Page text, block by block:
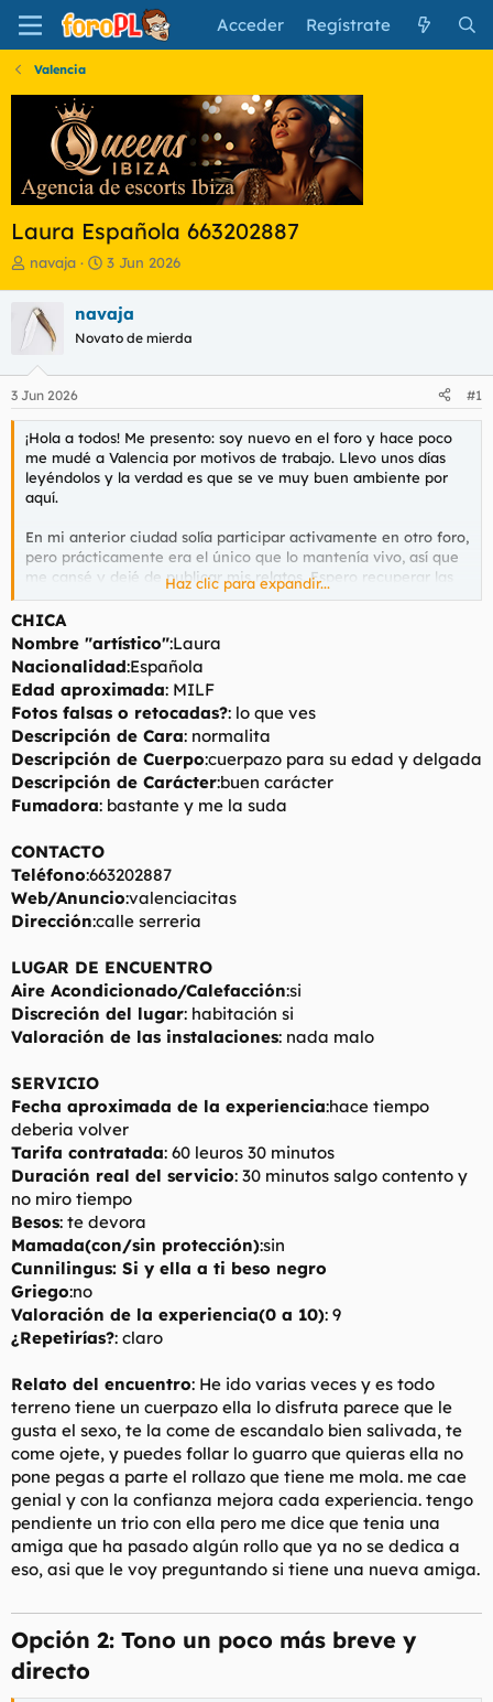
Acceder Regístrate
Valencia
Laura Española 663202887
I
c
d
o
r
d
e
l
t
m
a
navaja
F
h
a
e
n
i
c
i
3 Jun 2026
navaja
Novato de mierda
3 Jun 2026 #1
¡Hola a todos! Me presento: soy nuevo en el foro y hace poco
me mudé a Valencia por motivos de trabajo. Llevo unos días
leyéndolos y la verdad es que se ve muy buen ambiente por
aquí.
En mi anterior ciudad solía participar activamente en otro foro,
pero prácticamente era el único que lo mantenía vivo, así que
me cansé y dejé de publicar mis relatos. Espero recuperar las
ganas en esta nueva etapa. Como carta de presentación, creo
que es mejor demostrarlo con hechos, así que mi objetivo ,si no
me gana la pereza, es que mis primeros 10 mensajes sean 10
experiencias propias y que sean algunas indies que es donde
se aporta de verdad. De hecho, tengo el ojo puesto en un
"indie" que quizás visite hoy mismo, aunque acepto
sugerencias por si cambio de opinión.
Para empezar, abro este hilo sobre una experiencia que,
aunque no considero "indie" porque ya he leído bastante sobre
ella y parece muy conocida, creo que se merece su propio
espacio. Como dirían en mi tierra, es "muchísimo buena". Sin
llegué a Valencia.
Haz clic para expandir...
CHICA
Nombre "artístico":Laura
Nacionalidad:Española
Edad aproximada: MILF
Fotos falsas o retocadas?: lo que ves
Descripción de Cara: normalita
Descripción de Cuerpo:cuerpazo para su edad y delgada
Descripción de Carácter:buen carácter
Fumadora: bastante y me la suda
CONTACTO
Teléfono:663202887
Web/Anuncio:valenciacitas
Dirección:calle serreria
LUGAR DE ENCUENTRO
Aire Acondicionado/Calefacción:si
Discreción del lugar: habitación si
Valoración de las instalaciones: nada malo
SERVICIO
Fecha aproximada de la experiencia:hace tiempo
deberia volver
Tarifa contratada: 60 leuros 30 minutos
Duración real del servicio: 30 minutos salgo contento y
no miro tiempo
Besos: te devora
Mamada(con/sin protección):sin
Cunnilingus: Si y ella a ti beso negro
Griego:no
Valoración de la experiencia(0 a 10): 9
¿Repetirías?: claro
Relato del encuentro: He ido varias veces y es todo
terreno tiene un cuerpazo ella lo disfruta parece que le
gusta el sexo, te la come de escandalo bien salivada, te
come ojete, y puedes follar lo guarro que quieras ella no
pone pegas a parte el rollazo que tiene me mola. me cae
genial y con la confianza mejora cada experiencia. tengo
pendiente un trio con ella pero me dice que tenia una
amiga que ha pasado algún rollo que ya no se dedica a
eso, asi que le voy preguntando si tiene una nueva amiga.
Opción 2: Tono un poco más breve y
directo​